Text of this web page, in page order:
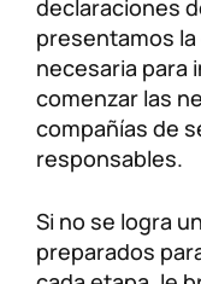
declaraciones
presentamos
necesaria para
comenzar las
compañías de
responsables.
Si no se logra
preparados